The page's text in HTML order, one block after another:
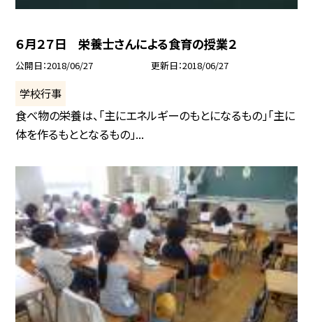
６月２７日 栄養士さんによる食育の授業２
公開日 2018/06/27 更新日 2018/06/27
学校行事
食べ物の栄養は、「主にエネルギーのもとになるもの」「主に
体を作るもととなるもの」...